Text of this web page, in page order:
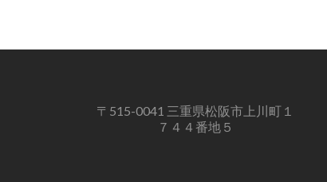
〒515-0041 三重県松阪市上川町１
７４４番地５